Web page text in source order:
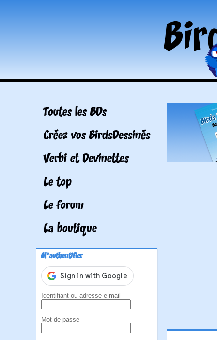
Toutes les BDs
Créez vos BirdsDessinés
Verbi et Devinettes
Le top
Le forum
La boutique
M'authentifier
Identifiant ou adresse e-mail
Mot de passe